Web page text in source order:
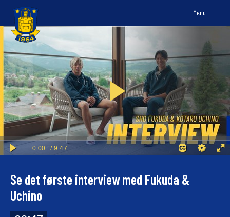
Logo
Menu
Se det første interview med Fukuda &
Uchino